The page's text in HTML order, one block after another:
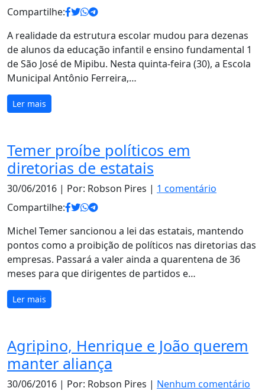
Compartilhe:
A realidade da estrutura escolar mudou para dezenas
de alunos da educação infantil e ensino fundamental 1
de São José de Mipibu. Nesta quinta-feira (30), a Escola
Municipal Antônio Ferreira,…
Ler mais
Temer proíbe políticos em
diretorias de estatais
30/06/2016 | Por: Robson Pires | 1 comentário
Compartilhe:
Michel Temer sancionou a lei das estatais, mantendo
pontos como a proibição de políticos nas diretorias das
empresas. Passará a valer ainda a quarentena de 36
meses para que dirigentes de partidos e…
Ler mais
Agripino, Henrique e João querem
manter aliança
30/06/2016 | Por: Robson Pires | Nenhum comentário